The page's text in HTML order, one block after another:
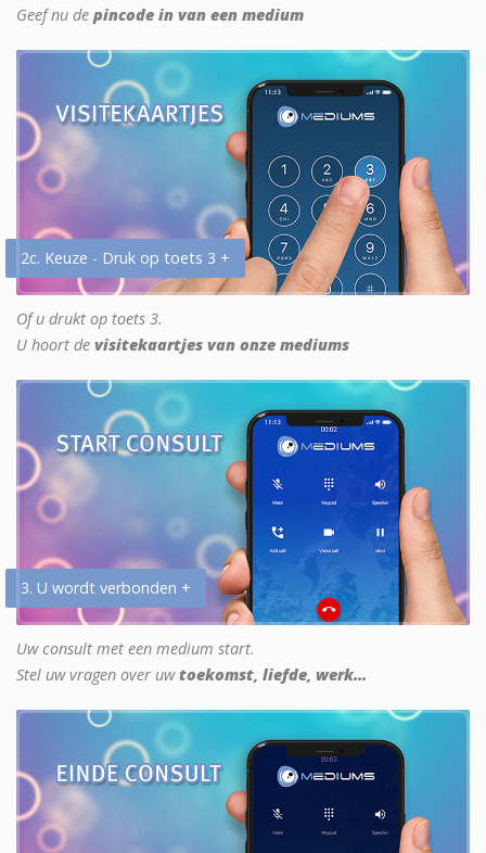
Geef nu de pincode in van een medium
2c. Keuze - Druk op toets 3 +
Of u drukt op toets 3.
U hoort de visitekaartjes van onze mediums
3. U wordt verbonden +
Uw consult met een medium start.
Stel uw vragen over uwtoekomst, liefde, werk...